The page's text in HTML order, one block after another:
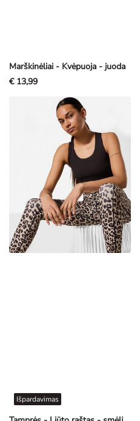
Marškinėliai - Kvėpuoja - juoda
€ 13,99
Išpardavimas